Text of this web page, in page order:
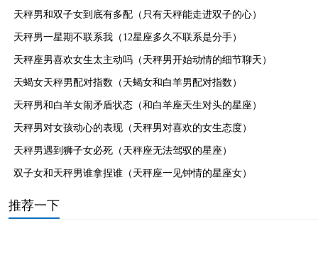
有不喜欢一个人的时候。当这种情况发生时，他们会表现
天秤男和双子女到底有多配（只有天秤能走进双子的心）
天秤男一星期不联系我（12星座多久不联系是分手）
天秤座男喜欢女生太主动吗（天秤男开始动情的细节聊天）
天蝎女天秤男配对指数（天蝎女和白羊男配对指数）
天秤男和白羊女闹矛盾状态（和白羊座天生对头的星座）
天秤男对女孩动心的表现（天秤男对喜欢的女生态度）
天秤男遇到狮子女必死（天秤座无法驾驭的星座）
双子女和天秤男谁拿捏谁（天秤座一见钟情的星座女）
推荐一下